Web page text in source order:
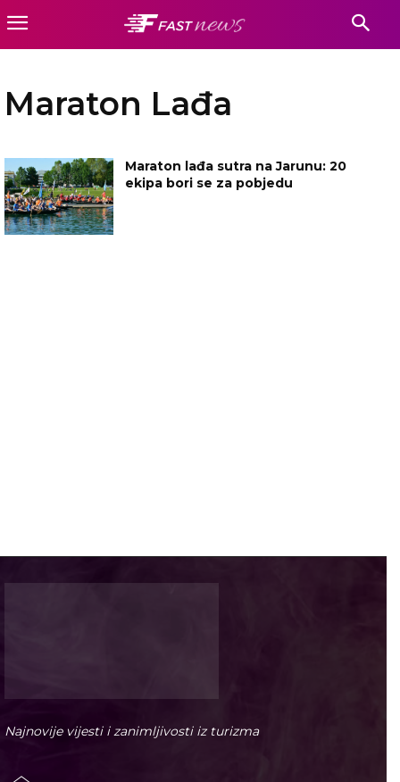
Maraton Lađa
Maraton lađa sutra na Jarunu: 20
ekipa bori se za pobjedu
Najnovije vijesti i zanimljivosti iz turizma